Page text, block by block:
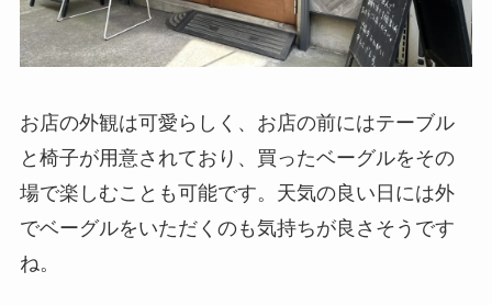
お店の外観は可愛らしく、お店の前にはテーブル
と椅子が用意されており、買ったベーグルをその
場で楽しむことも可能です。天気の良い日には外
でベーグルをいただくのも気持ちが良さそうです
ね。